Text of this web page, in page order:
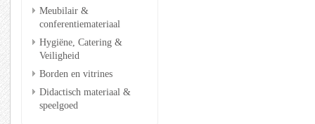
Meubilair &
conferentiemateriaal
Hygiëne, Catering &
Veiligheid
Borden en vitrines
Didactisch materiaal &
speelgoed